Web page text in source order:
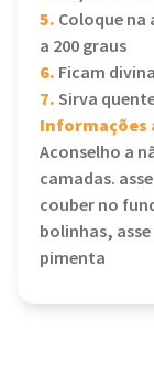
5. Coloque na
a 200 graus
6. Ficam
7.Sirva
Informações
Aconselho a
camadas.
couber no
bolinhas,
pimenta